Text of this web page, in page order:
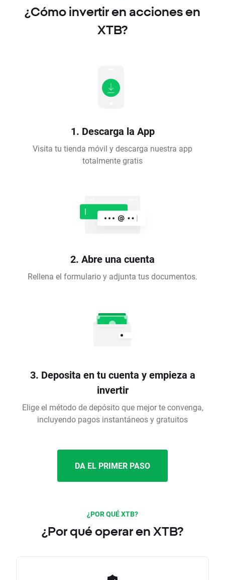
¿Cómo invertir en acciones en
XTB?
1. Descarga la App
Visita tu tienda móvil y descarga nuestra app
totalmente gratis
2. Abre una cuenta
Rellena el formulario y adjunta tus documentos.
3. Deposita en tu cuenta y empieza a
invertir
Elige el método de depósito que mejor te convenga,
incluyendo pagos instantáneos y gratuitos
DA EL PRIMER PASO
¿POR QUÉ XTB?
¿Por qué operar en XTB?